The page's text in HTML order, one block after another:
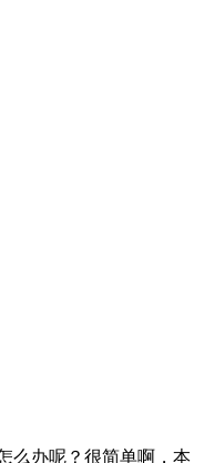
么办呢？很简单啊，本